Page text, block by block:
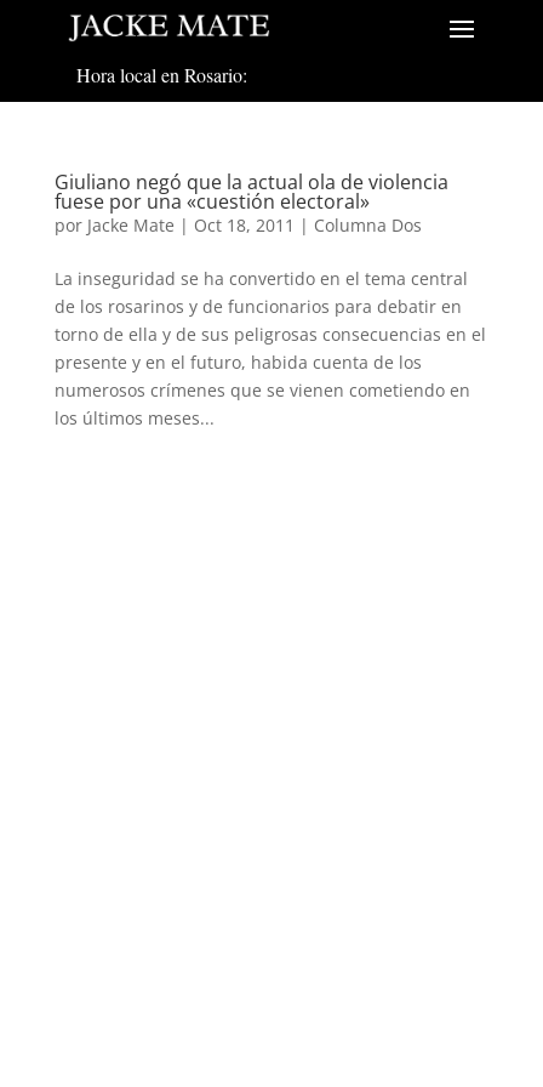
Hora local en Rosario:
Giuliano negó que la actual ola de violencia
fuese por una «cuestión electoral»
por Jacke Mate | Oct 18, 2011 | Columna Dos
La inseguridad se ha convertido en el tema central
de los rosarinos y de funcionarios para debatir en
torno de ella y de sus peligrosas consecuencias en el
presente y en el futuro, habida cuenta de los
numerosos crímenes que se vienen cometiendo en
los últimos meses...